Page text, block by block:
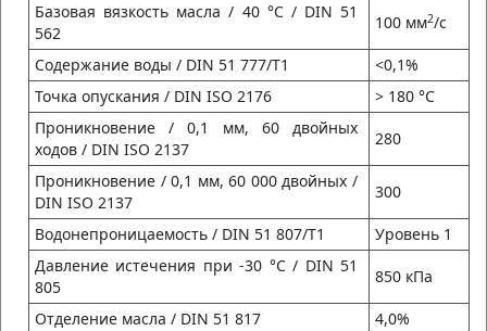
Базовая вязкость масла / 40 °C / DIN 51
562
100 мм2/с
Содержание воды / DIN 51 777/T1
<0,1%
Точка опускания / DIN ISO 2176
> 180 °C
Проникновение / 0,1 мм, 60 двойных
ходов / DIN ISO 2137
280
Проникновение / 0,1 мм, 60 000 двойных /
DIN ISO 2137
300
Водонепроницаемость / DIN 51 807/T1
Уровень 1
Давление истечения при -30 °C / DIN 51
805
850 кПа
Отделение масла / DIN 51 817
4,0%